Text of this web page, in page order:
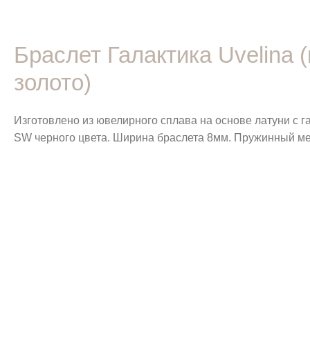
Браслет Галактика
золото)
Изготовлено из ювелирного сплава на основе латуни
SW черного цвета. Ширина браслета 8мм. Пружинный